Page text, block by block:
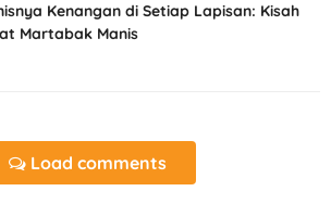
Kenangan di Setiap Lapisan: Kisah
Martabak Manis
Load comments